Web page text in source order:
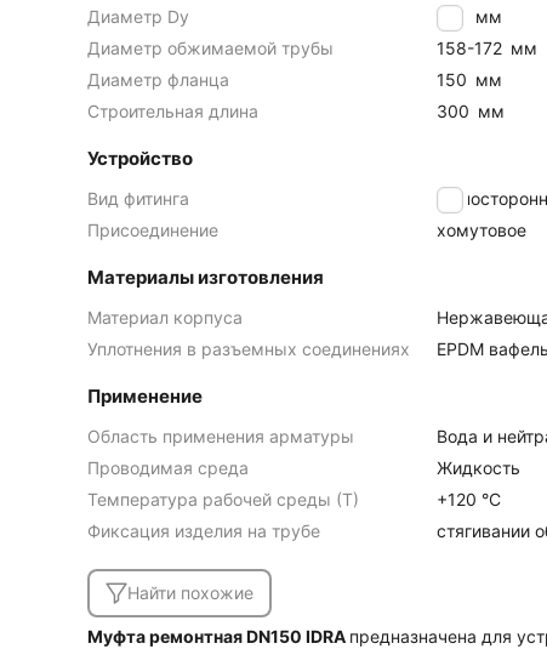
Диаметр Dy 150
мм
Диаметр обжимаемой трубы
158-172 мм
Диаметр фланца
150 мм
Строительная длина
300 мм
Устройство
Вид фитинга
Присоединение
хомутовое
Материалы изготовления
Материал корпуса
Уплотнения в разъемных соединениях
EPDM
Применение
Область применения арматуры
Вода и
Проводимая среда
Жидкость
Температура рабочей среды (Т)
+120 °C
Фиксация изделия на трубе
стягивании
Найти похожие
Муфта ремонтная DN150 IDRA предназначена для